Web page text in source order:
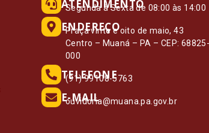
ATENDIMENTO
Segunda à Sexta de 08:00 às 14:00
ENDEREÇO
Praça vinte e oito de maio, 43
Centro – Muaná – PA – CEP: 68825-
000
TELEFONE
(91) 99108-5763
E-MAIL
ouvidoria@muana.pa.gov.br